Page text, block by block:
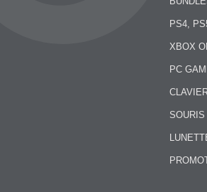
PS4,
XBOX
PC
SOURIS